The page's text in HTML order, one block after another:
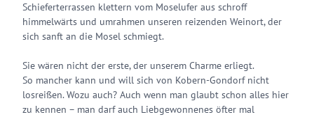
Schieferterrassen klettern vom Moselufer aus schroff
himmelwärts und umrahmen unseren reizenden Weinort, der
sich sanft an die Mosel schmiegt.
Sie wären nicht der erste, der unserem Charme erliegt.
So mancher kann und will sich von Kobern-Gondorf nicht
losreißen. Wozu auch? Auch wenn man glaubt schon alles hier
zu kennen – man darf auch Liebgewonnenes öfter mal